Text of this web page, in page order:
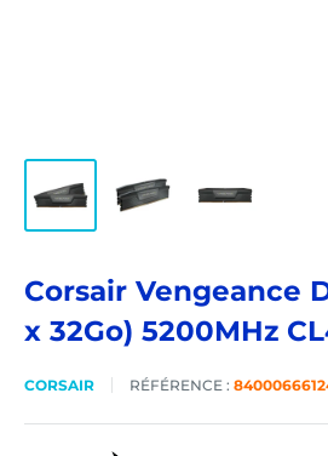
Corsair Vengeance
x 32Go) 5200MHz
CORSAIR RÉFÉRENCE :